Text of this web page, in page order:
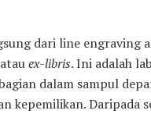
dari line engraving
atauex-libris. Ini adalah
dalam sampul
kepemilikan. Daripada